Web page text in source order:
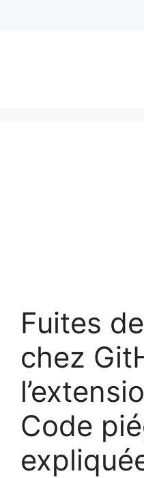
Fuites
chez
Code